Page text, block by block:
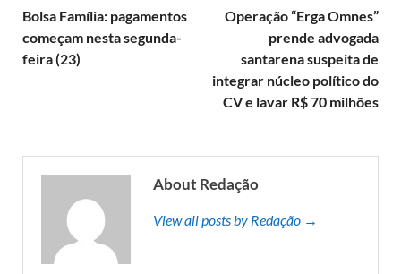
Bolsa Família: pagamentos
começam nesta segunda-
feira (23)
Operação “Erga Omnes”
prende advogada
santarena suspeita de
integrar núcleo político do
CV e lavar R$ 70 milhões
About Redação
View all posts by Redação →